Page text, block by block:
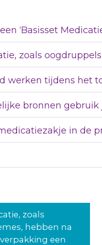
‘Basisset
zoals
werken tijdens het
bronnen
in de
zoals
hebben na
een